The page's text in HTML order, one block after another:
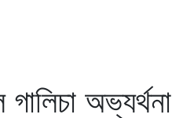
অভ্যর্থনা